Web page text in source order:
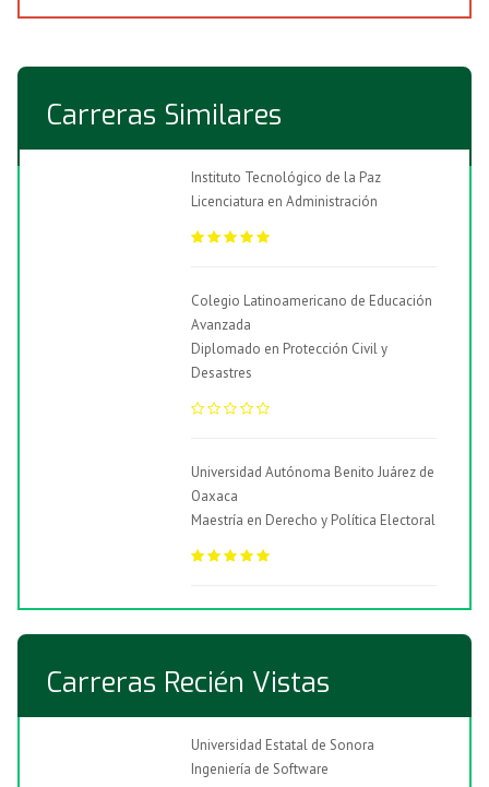
Carreras Similares
Instituto Tecnológico de la Paz
Licenciatura en Administración
Colegio Latinoamericano de Educación
Avanzada
Diplomado en Protección Civil y
Desastres
Universidad Autónoma Benito Juárez de
Oaxaca
Maestría en Derecho y Política Electoral
Carreras Recién Vistas
Universidad Estatal de Sonora
Ingeniería de Software